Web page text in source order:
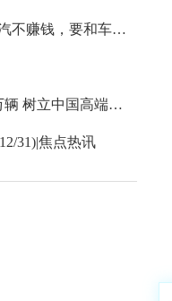
不赚钱，要和车主
树立中国高端汽
31)|焦点热讯